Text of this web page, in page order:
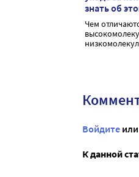
знать об
Чем
Войдите или
К данной